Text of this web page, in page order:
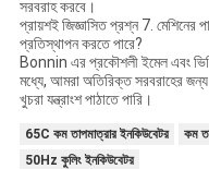
সরবরাহ করবে।
প্রায়শই জিজ্ঞাসিত প্রশ্ন 7. মেশিনের
প্রতিস্থাপন করতে পারে?
Bonnin এর প্রকৌশলী ইমেল এবং
মধ্যে, আমরা অতিরিক্ত সরবরাহের
খুচরা যন্ত্রাংশ পাঠাতে পারি।
65C কম তাপমাত্রার ইনকিউবেটর
কম
50Hz কুলিং ইনকিউবেটর